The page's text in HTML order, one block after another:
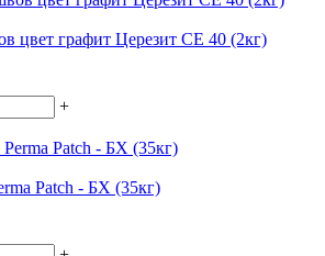
цвет графит Церезит CE 40 (2кг)
+
Patch - БХ (35кг)